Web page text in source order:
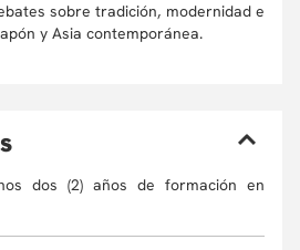
sobre tradición, modernidad e
y Asia contemporánea.
dos (2) años de formación en